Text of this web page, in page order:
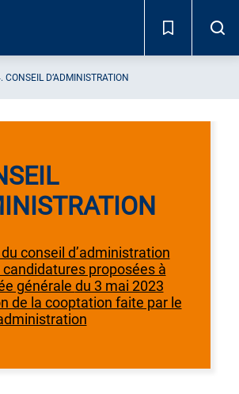
CONSEIL D’ADMINISTRATION
générale
de la cooptation faite par le